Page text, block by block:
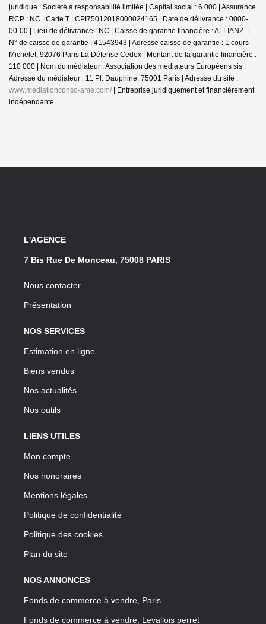
juridique : Société à responsabilité limitée | Capital social : 6 000 | Assurance
RCP : NC | Carte T : CPI75012018000024165 | Date de délivrance : 0000-
00-00 | Lieu de délivrance : NC | Caisse de garantie financière : ALLIANZ. |
N° de caisse de garantie : 41543943 | Adresse caisse de garantie : 1 cours
Michelet, 92076 Paris La Défense Cedex | Montant de la garantie financière :
110 000 | Nom du médiateur : Association des médiateurs Européens sis |
Adresse du médiateur : 11 Pl. Dauphine, 75001 Paris | Adresse du site :
www.mediationconso-ame.com/ | Entreprise juridiquement et financièrement
indépendante
L'AGENCE
7 Bis Rue De Monceau, 75008 PARIS
Nous contacter
Présentation
NOS SERVICES
Estimation en ligne
Biens vendus
Nos actualités
Nos outils
LIENS UTILES
Mon compte
Nos honoraires
Mentions légales
Politique de confidentialité
Politique des cookies
Plan du site
NOS ANNONCES
Fonds de commerce à vendre, Paris
Fonds de commerce à vendre, Levallois perret